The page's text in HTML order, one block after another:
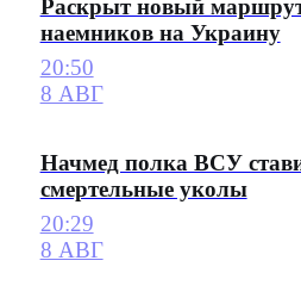
Раскрыт новый
наемников на Украину
20:50
8 АВГ
Начмед полка ВСУ
смертельные уколы
20:29
8 АВГ